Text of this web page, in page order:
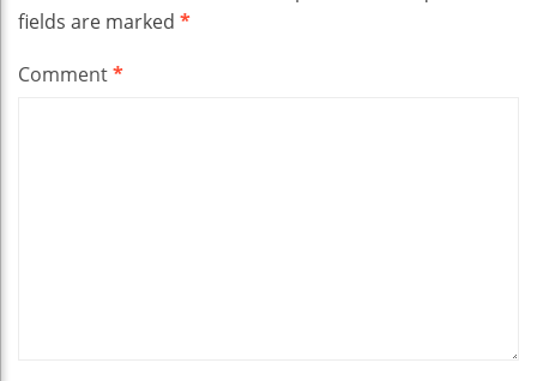
fields are marked *
Comment*